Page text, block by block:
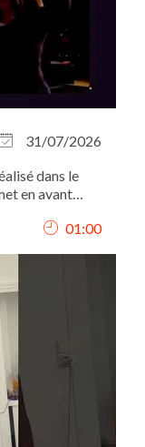
31/07/2026
dans le
en avant
01:00